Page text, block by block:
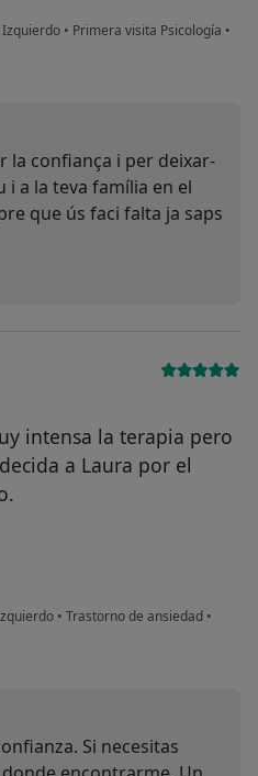
• Primera visita Psicología •
la confiança i per deixar-
i a la teva família en el
que ús faci falta ja saps
intensa la terapia pero
a Laura por el
• Trastorno de ansiedad •
Si necesitas